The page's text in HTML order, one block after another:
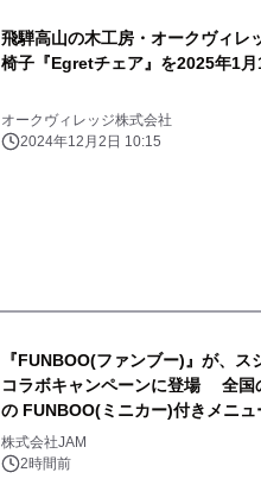
飛騨高山の木工房・オークヴィレ
椅子『Egretチェア』を2025年1
オークヴィレッジ株式会社
2024年12月2日 10:15
『FUNBOO(ファンブー)』が、
コラボキャンペーンに登場 全国
の FUNBOO(ミニカー)付きメニ
株式会社JAM
2時間前